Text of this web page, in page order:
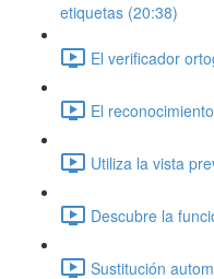
etiquetas (20:38)
El verificador
El
Utiliza la vista
Descubre la
Sustitución